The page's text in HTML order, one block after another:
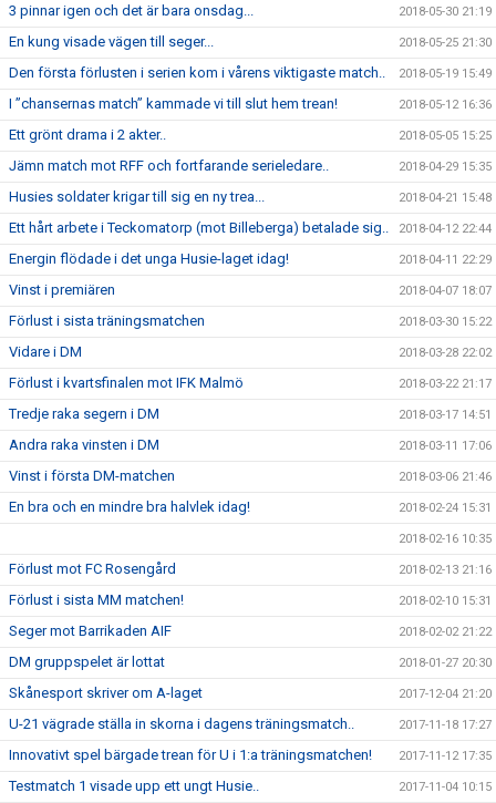
3 pinnar igen och det är bara onsdag... 2018-05-30 21:19
En kung visade vägen till seger... 2018-05-25 21:30
Den första förlusten i serien kom i vårens viktigaste match.. 2018-05-19 15:49
I ”chansernas match” kammade vi till slut hem trean! 2018-05-12 16:36
Ett grönt drama i 2 akter.. 2018-05-05 15:25
Jämn match mot RFF och fortfarande serieledare.. 2018-04-29 15:35
Husies soldater krigar till sig en ny trea... 2018-04-21 15:48
Ett hårt arbete i Teckomatorp (mot Billeberga) betalade sig.. 2018-04-12 22:44
Energin flödade i det unga Husie-laget idag! 2018-04-11 22:29
Vinst i premiären 2018-04-07 18:07
Förlust i sista träningsmatchen 2018-03-30 15:22
Vidare i DM 2018-03-28 22:02
Förlust i kvartsfinalen mot IFK Malmö 2018-03-22 21:17
Tredje raka segern i DM 2018-03-17 14:51
Andra raka vinsten i DM 2018-03-11 17:06
Vinst i första DM-matchen 2018-03-06 21:46
En bra och en mindre bra halvlek idag! 2018-02-24 15:31
2018-02-16 10:35
Förlust mot FC Rosengård 2018-02-13 21:16
Förlust i sista MM matchen! 2018-02-10 15:31
Seger mot Barrikaden AIF 2018-02-02 21:22
DM gruppspelet är lottat 2018-01-27 20:30
Skånesport skriver om A-laget 2017-12-04 21:20
U-21 vägrade ställa in skorna i dagens träningsmatch.. 2017-11-18 17:27
Innovativt spel bärgade trean för U i 1:a träningsmatchen! 2017-11-12 17:35
Testmatch 1 visade upp ett ungt Husie.. 2017-11-04 10:15